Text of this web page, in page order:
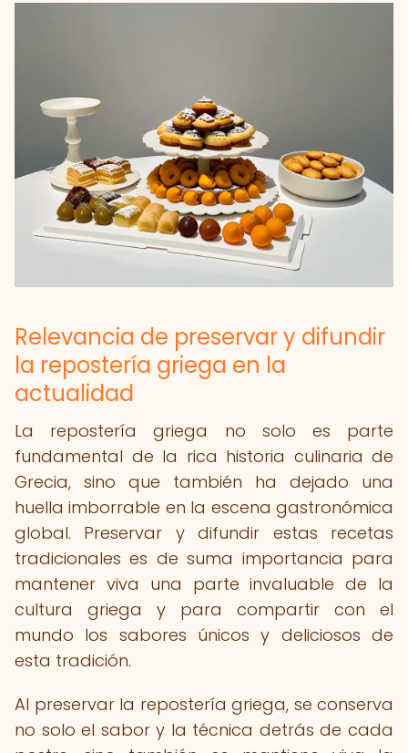
Relevancia de preservar y difundir
la repostería griega en la
actualidad
La repostería griega no solo es parte
fundamental de la rica historia culinaria de
Grecia, sino que también ha dejado una
huella imborrable en la escena gastronómica
global. Preservar y difundir estas recetas
tradicionales es de suma importancia para
mantener viva una parte invaluable de la
cultura griega y para compartir con el
mundo los sabores únicos y deliciosos de
esta tradición.
Al preservar la repostería griega, se conserva
no solo el sabor y la técnica detrás de cada